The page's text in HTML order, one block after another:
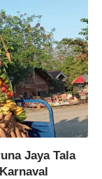
Jaya Tala